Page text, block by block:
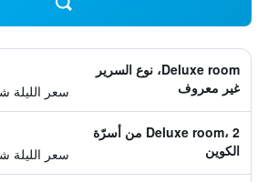
Deluxe room، نوع السرير
غير معروف
سعر الليلة
Deluxe room، 2 من أسرّة
الكوين
سعر الليلة